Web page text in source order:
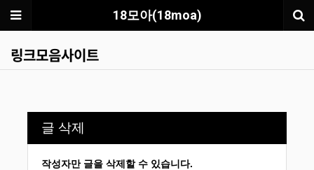
메뉴 18모아(18moa)
링크모음사이트
글 삭제
작성자만 글을 삭제할 수 있습니다.